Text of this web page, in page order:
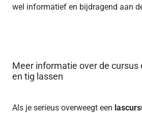
wel informatief en bijdragend aan
Meer informatie over de
en tig lassen
Als je serieus overweegt een